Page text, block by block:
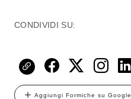
CONDIVIDI SU:
Aggiungi Formiche su Google